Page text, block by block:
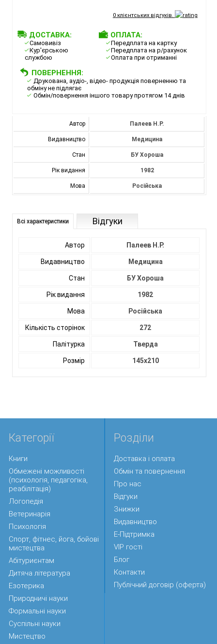
0клієнтських відгуків.
ДОСТАВКА:
Самовивіз
Кур'єрською
службою
ОПЛАТА:
Передплата на картку
Передплата на р/рахунок
Оплата при отриманні
ПОВЕРНЕННЯ:
Друкована, аудіо-, відео- продукція поверненню та
обміну не підлягає
Обмін/повернення іншого товару протягом 14 днів
Автор Палеев Н.Р.
Видавництво Медицина
Стан БУ Хороша
Рік видання 1982
Мова Російська
Всі характеристики Відгуки
Автор Палеев Н.Р.
Видавництво Медицина
Стан БУ Хороша
Рік видання 1982
Мова Російська
Кількість сторінок 272
Палітурка Тверда
Розмір 145x210
Категорії
Книги
Обмежені можливості
(психологія, педагогіка,
реабілітація)
Логопедія
Ветеринарія
Психологія
Спорт, фітнес, йога, бойові
мистецтва
Абітуриєнтам
Дитяча література
Езотерика
Природничі науки
Формальні науки
Суспільні науки
Мистецтво
Розділи
Доставка і оплата
Обмін та повернення
Про нас
Відгуки
Знижки
Видавництво
Е-Підтримка
VIP гості
Блог
Контакти
Публічний договір (оферта)